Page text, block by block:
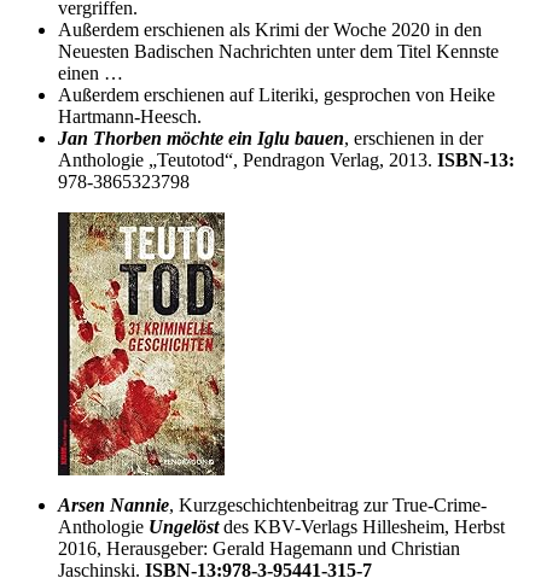
vergriffen.
Außerdem erschienen als Krimi der Woche 2020 in den
Neuesten Badischen Nachrichten unter dem Titel Kennste
einen …
Außerdem erschienen auf Literiki, gesprochen von Heike
Hartmann-Heesch.
Jan Thorben möchte ein Iglu bauen, erschienen in der
Anthologie „Teutotod“, Pendragon Verlag, 2013. ISBN-13:
978-3865323798
Arsen Nannie, Kurzgeschichtenbeitrag zur True-Crime-
Anthologie Ungelöstdes KBV-Verlags Hillesheim, Herbst
2016, Herausgeber: Gerald Hagemann und Christian
Jaschinski. ISBN-13:978-3-95441-315-7